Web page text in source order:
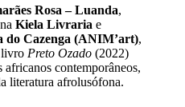
Rosa – Luanda,
Kiela Livraria e
do Cazenga (ANIM’art),
livro Preto Ozado (2022)
contemporâneos,
literatura afrolusófona.